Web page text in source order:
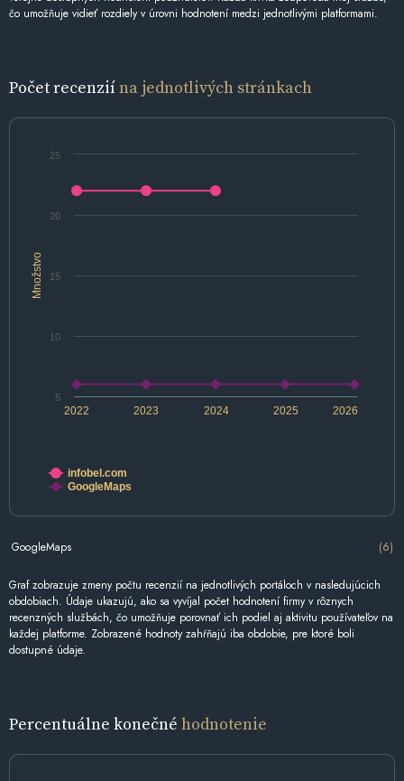
čo umožňuje vidieť rozdiely v úrovni hodnotení medzi jednotlivými platformami.
Počet recenziína jednotlivých stránkach
Množstvo
2022 2024 2026
2023 2025
5
10
15
20
25
infobel.com
GoogleMaps
GoogleMaps (6)
Graf zobrazuje zmeny počtu recenzií na jednotlivých portáloch v nasledujúcich
obdobiach. Údaje ukazujú, ako sa vyvíjal počet hodnotení firmy v rôznych
recenzných službách, čo umožňuje porovnať ich podiel aj aktivitu používateľov na
každej platforme. Zobrazené hodnoty zahŕňajú iba obdobie, pre ktoré boli
dostupné údaje.
Percentuálne konečné hodnotenie